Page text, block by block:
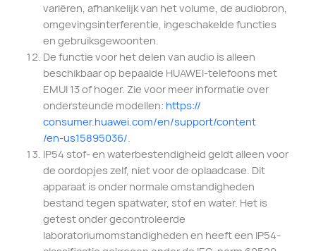
variëren, afhankelijk van het volume, de audiobron,
omgevingsinterferentie, ingeschakelde functies
en gebruiksgewoonten.
De functie voor het delen van audio is alleen
beschikbaar op bepaalde HUAWEI-telefoons met
EMUI 13 of hoger. Zie voor meer informatie over
ondersteunde modellen: https://
consumer.huawei.com/en/support/content
/en-us15895036/.
IP54 stof- en waterbestendigheid geldt alleen voor
de oordopjes zelf, niet voor de oplaadcase. Dit
apparaat is onder normale omstandigheden
bestand tegen spatwater, stof en water. Het is
getest onder gecontroleerde
laboratoriumomstandigheden en heeft een IP54-